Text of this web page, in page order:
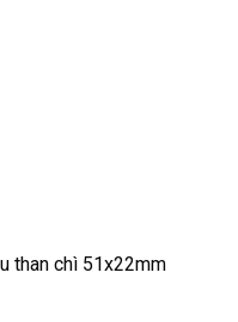
than chì 51x22mm